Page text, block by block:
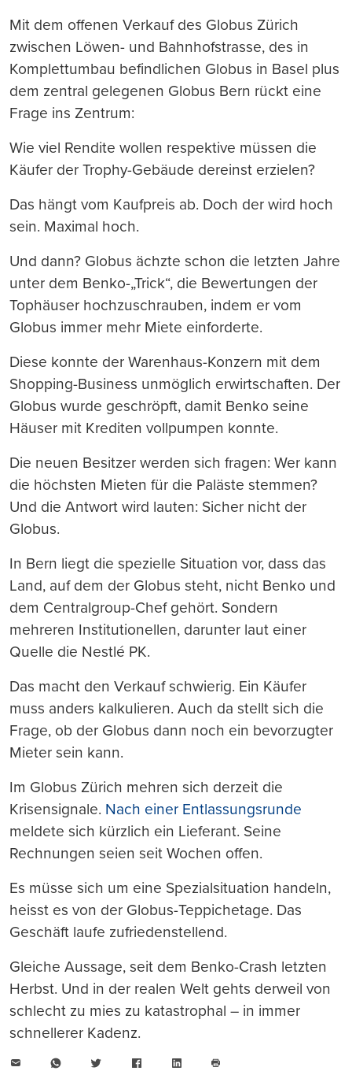
Mit dem offenen Verkauf des Globus Zürich
zwischen Löwen- und Bahnhofstrasse, des in
Komplettumbau befindlichen Globus in Basel plus
dem zentral gelegenen Globus Bern rückt eine
Frage ins Zentrum:
Wie viel Rendite wollen respektive müssen die
Käufer der Trophy-Gebäude dereinst erzielen?
Das hängt vom Kaufpreis ab. Doch der wird hoch
sein. Maximal hoch.
Und dann? Globus ächzte schon die letzten Jahre
unter dem Benko-„Trick“, die Bewertungen der
Tophäuser hochzuschrauben, indem er vom
Globus immer mehr Miete einforderte.
Diese konnte der Warenhaus-Konzern mit dem
Shopping-Business unmöglich erwirtschaften. Der
Globus wurde geschröpft, damit Benko seine
Häuser mit Krediten vollpumpen konnte.
Die neuen Besitzer werden sich fragen: Wer kann
die höchsten Mieten für die Paläste stemmen?
Und die Antwort wird lauten: Sicher nicht der
Globus.
In Bern liegt die spezielle Situation vor, dass das
Land, auf dem der Globus steht, nicht Benko und
dem Centralgroup-Chef gehört. Sondern
mehreren Institutionellen, darunter laut einer
Quelle die Nestlé PK.
Das macht den Verkauf schwierig. Ein Käufer
muss anders kalkulieren. Auch da stellt sich die
Frage, ob der Globus dann noch ein bevorzugter
Mieter sein kann.
Im Globus Zürich mehren sich derzeit die
Krisensignale. Nach einer Entlassungsrunde
meldete sich kürzlich ein Lieferant. Seine
Rechnungen seien seit Wochen offen.
Es müsse sich um eine Spezialsituation handeln,
heisst es von der Globus-Teppichetage. Das
Geschäft laufe zufriedenstellend.
Gleiche Aussage, seit dem Benko-Crash letzten
Herbst. Und in der realen Welt gehts derweil von
schlecht zu mies zu katastrophal – in immer
schnellerer Kadenz.
WhatsAppTwitter FacebookLinkedIn